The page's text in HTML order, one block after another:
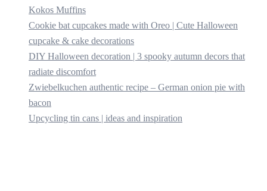
Kokos Muffins
Cookie bat cupcakes made with Oreo | Cute Halloween
cupcake & cake decorations
DIY Halloween decoration | 3 spooky autumn decors that
radiate discomfort
Zwiebelkuchen authentic recipe – German onion pie with
bacon
Upcycling tin cans | ideas and inspiration